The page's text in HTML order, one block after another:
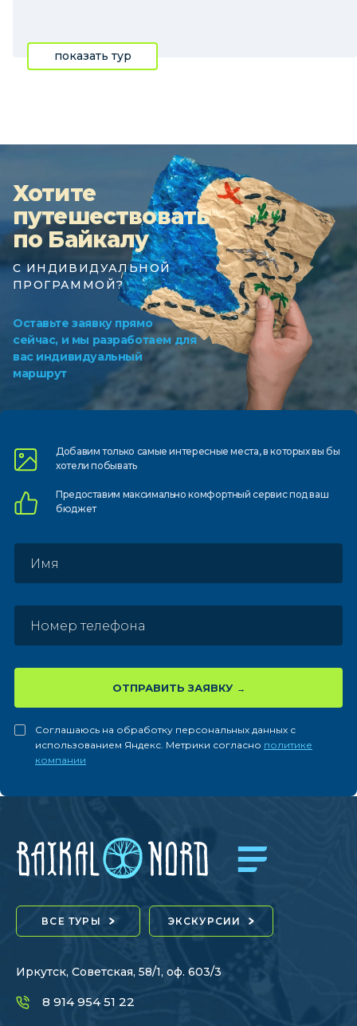
показать тур
Хотите
путешествовать
по Байкалу
С ИНДИВИДУАЛЬНОЙ
ПРОГРАММОЙ?
Оставьте заявку прямо
сейчас, и мы разработаем для
вас индивидуальный
маршрут
Добавим только самыеинтересные места, в которыхвы бы
хотели побывать
Предоставим максимально комфортныйсервис под ваш
бюджет
ОТПРАВИТЬ ЗАЯВКУ
Соглашаюсь на обработку персональных данных с
использованием Яндекс. Метрики согласно политике
компании
ВСЕ ТУРЫ ЭКСКУРСИИ
Иркутск, Советская, 58/1, оф. 603/3
8 914 954 51 22